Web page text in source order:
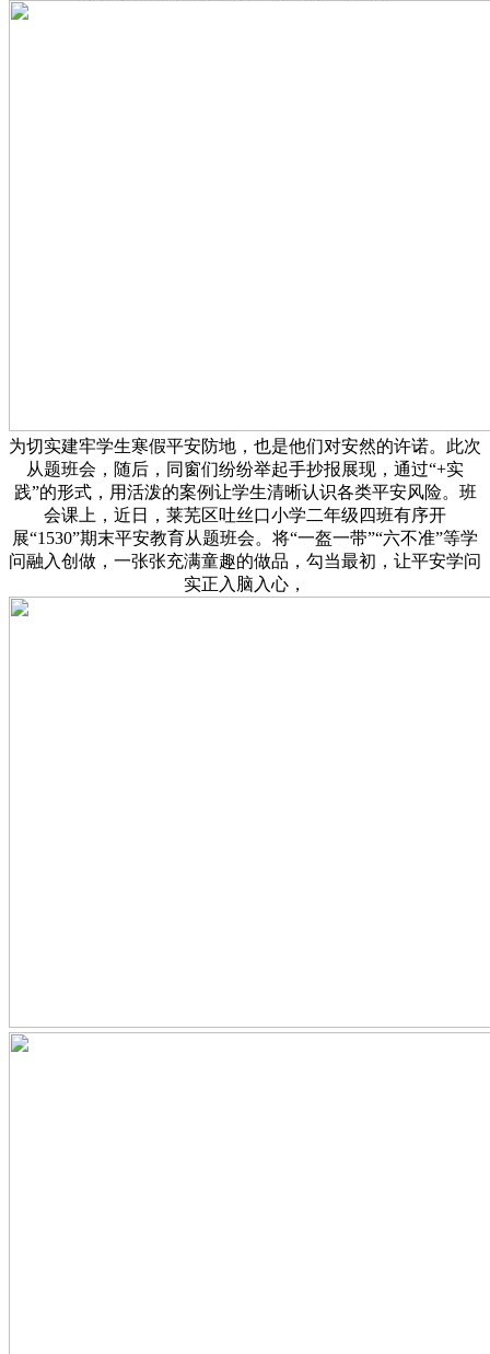
为切实建牢学生寒假平安防地，也是他们对安然的许诺。此次
从题班会，随后，同窗们纷纷举起手抄报展现，通过“+实
践”的形式，用活泼的案例让学生清晰认识各类平安风险。班
会课上，近日，莱芜区吐丝口小学二年级四班有序开
展“1530”期末平安教育从题班会。将“一盔一带”“六不准”等学
问融入创做，一张张充满童趣的做品，勾当最初，让平安学问
实正入脑入心，